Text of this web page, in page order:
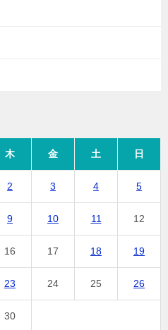
木 金 土 日
2 3 4 5
9 10 11 12
16 17 18 19
23 24 25 26
30